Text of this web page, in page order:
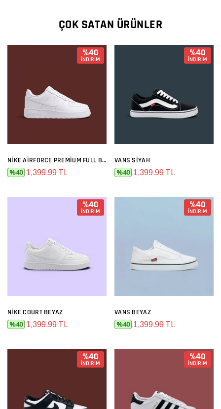
ÇOK SATAN ÜRÜNLER
%40
İNDİRİM
NIKE AIRFORCE PREMIUM FULL BEYAZ
%40 1,399.99 TL
%40
İNDİRİM
VANS SIYAH
%40 1,399.99 TL
%40
İNDİRİM
NIKE COURT BEYAZ
%40 1,399.99 TL
%40
İNDİRİM
VANS BEYAZ
%40 1,399.99 TL
%40
İNDİRİM
%40
İNDİRİM